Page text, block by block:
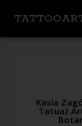
Kasia
Tatuaż